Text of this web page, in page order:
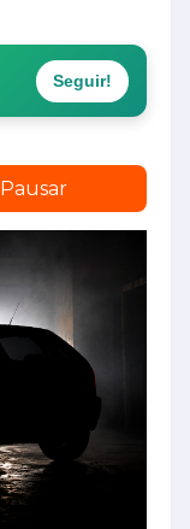
Seguir!
Pausar